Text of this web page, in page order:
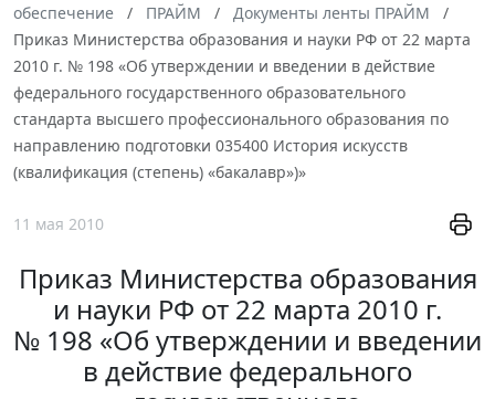
обеспечение
ПРАЙМ
Документы ленты ПРАЙМ
Приказ Министерства образования и науки РФ от 22 марта
2010 г. № 198 «Об утверждении и введении в действие
федерального государственного образовательного
стандарта высшего профессионального образования по
направлению подготовки 035400 История искусств
(квалификация (степень) «бакалавр»)»
11 мая 2010
Приказ Министерства образования
и науки РФ от 22 марта 2010 г.
№ 198 «Об утверждении и введении
в действие федерального